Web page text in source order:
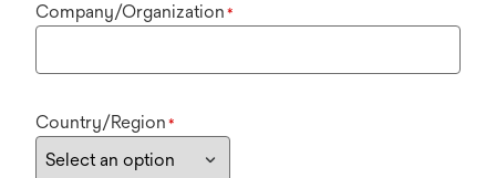
Company/Organization *
Country/Region *